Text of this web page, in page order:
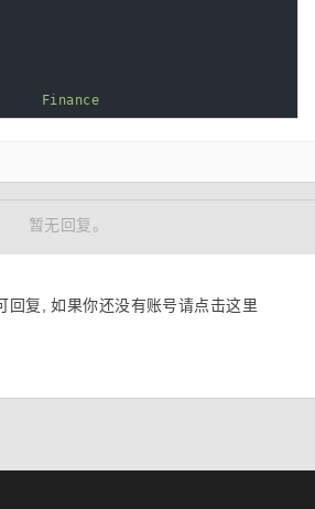
Finance
暂无回复。
回复, 如果你还没有账号请点击这里